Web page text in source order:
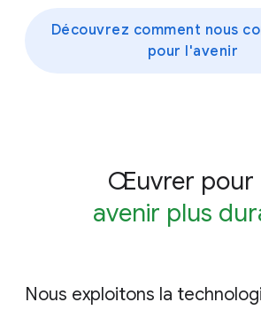
Découvrez comment nous
pour l'avenir
Œuvrer pour
avenir plus
Nous exploitons la